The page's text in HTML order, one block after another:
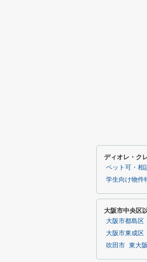
ディオレ・ク
ペット可・相
学生向け物件
大阪市中央区
大阪市都島区
大阪市東成区
吹田市 東大